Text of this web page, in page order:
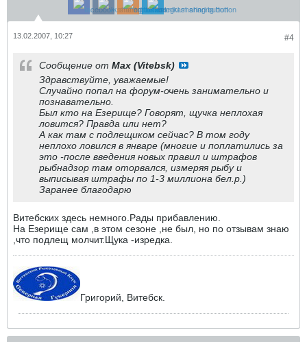
#4
13.02.2007, 10:27
Сообщение от Max (Vitebsk)
Здравствуйте, уважаемые!
Случайно попал на форум-очень занимательно и
познавательно.
Был кто на Езерище? Говорят, щучка неплохая
ловится? Правда или нет?
А как там с подлещиком сейчас? В том году
неплохо ловился в январе (многие и поплатились за
это -после введения новых правил и штрафов
рыбнадзор там оторвался, измеряя рыбу и
выписывая штрафы по 1-3 миллиона бел.р.)
Заранее благодарю
Витебских здесь немного.Рады прибавлению.
На Езерище сам ,в этом сезоне ,не был, но по отзывам знаю
,что подлещ молчит.Щука -изредка.
Григорий, Витебск.